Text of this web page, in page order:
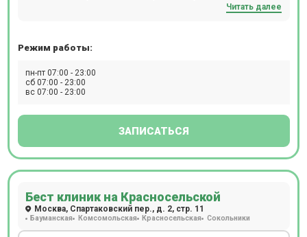
пешком. Прием происходит по предварительной записи.
Читать далее
Режим работы:
пн-пт 07:00 - 23:00
сб 07:00 - 23:00
вс 07:00 - 23:00
ЗАПИСАТЬСЯ
Бест клиник на Красносельской
Москва, Спартаковский пер., д. 2, стр. 11
Бауманская Комсомольская Красносельская Сокольники